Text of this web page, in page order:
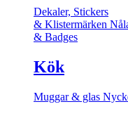
Dekaler, Stickers
& Klistermärken
& Badges
Kök
Muggar & glas